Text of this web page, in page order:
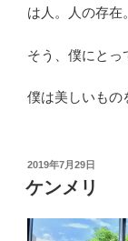
は人。人の存在
そう、僕にとっ
僕は美しいもの
投
稿
日:
2019年7月29日
ケンメリ